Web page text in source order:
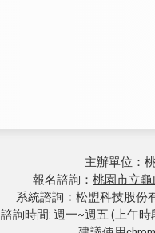
主辦單位：
報名諮詢：桃園市立龜
系統諮詢：松盟科技股份
諮詢時間: 週一~週五 (上午時